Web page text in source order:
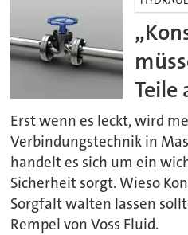
Teile
Erst wenn es leckt, wird
Verbindungstechnik in
handelt es sich um ein
Sicherheit sorgt. Wieso
Sorgfalt walten lassen
Rempel von Voss Fluid.